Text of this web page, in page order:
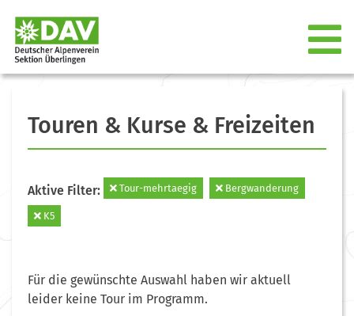
Touren & Kurse & Freizeiten
Aktive Filter: Tour-mehrtaegig Bergwanderung
K5
Für die gewünschte Auswahl haben wir aktuell
leider keine Tour im Programm.